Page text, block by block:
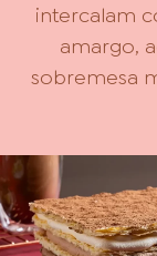
intercalam
amargo,
sobremesa